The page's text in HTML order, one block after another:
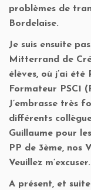
problèmes de
Bordelaise.
Je suis ensuite
Mitterrand de
élèves, où j’ai
Formateur PSC1
J’embrasse très
différents
Guillaume pour
PP de 3ème, nos
Veuillez m’excuser.
A présent, et